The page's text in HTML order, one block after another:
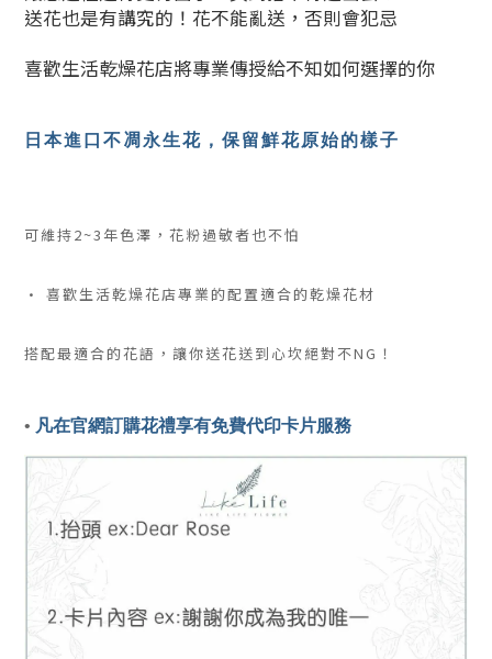
送花也是有講究的！花不能亂送，否則會犯忌
喜歡生活乾燥花店將專業傳授給不知如何選擇的你
日本進口不凋永生花，保留鮮花原始的樣子
可維持2~3年色澤，花粉過敏者也不怕
• 喜歡生活乾燥花店專業的配置適合的乾燥花材
搭配最適合的花語，讓你送花送到心坎絕對不NG！
• 凡在官網訂購花禮享有免費代印卡片服務